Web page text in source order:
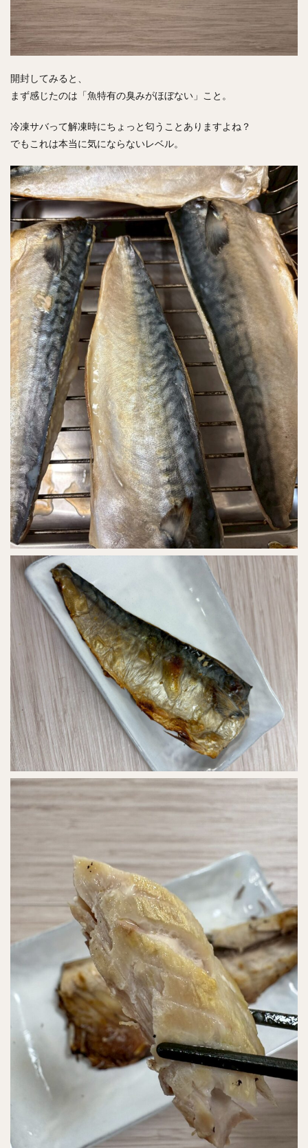
開封してみると、
まず感じたのは「魚特有の臭みがほぼない」こと。
冷凍サバって解凍時にちょっと匂うことありますよね？
でもこれは本当に気にならないレベル。